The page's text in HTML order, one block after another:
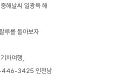
해날씨 일광욕 해
루를 돌아보자
차여행
446-3425 인천남